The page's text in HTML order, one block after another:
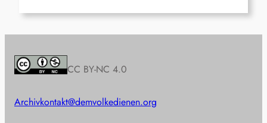
CC BY-NC 4.0
Archivkontakt@demvolkedienen.org